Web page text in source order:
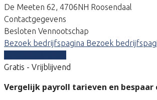
De Meeten 62, 4706NH Roosendaal
Contactgegevens
Besloten Vennootschap
Bezoek bedrijfspagina Bezoek
Gratis - Vrijblijvend
Vergelijk payroll tarieven en bespaar